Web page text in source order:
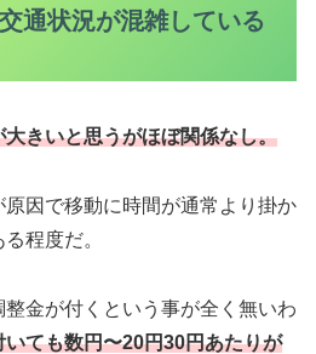
通状況が混雑している
きいと思うがほぼ関係なし。
因で移動に時間が通常より掛か
程度だ。
金が付くという事が全く無いわ
いても数円〜20円30円あたりが